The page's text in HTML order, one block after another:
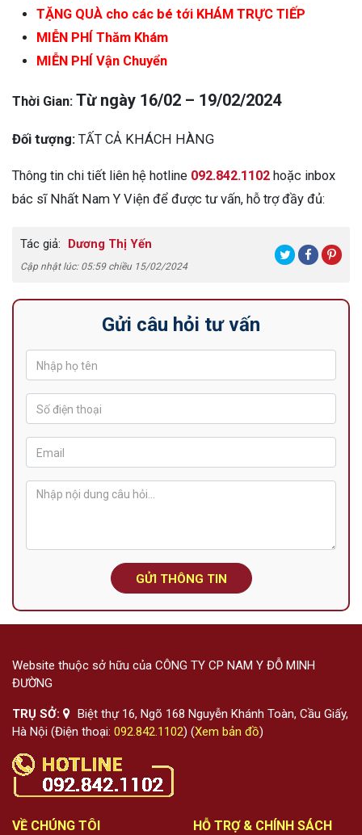
TẶNG QUÀ cho các bé tới KHÁM TRỰC TIẾP
MIỄN PHÍ Thăm Khám
MIỄN PHÍ Vận Chuyển
Thời Gian: Từ ngày 16/02 – 19/02/2024
Đối tượng: TẤT CẢ KHÁCH HÀNG
Thông tin chi tiết liên hệ hotline 092.842.1102 hoặc inbox
bác sĩ Nhất Nam Y Viện để được tư vấn, hỗ trợ đầy đủ:
Tác giả: Dương Thị Yến
Cập nhật lúc: 05:59 chiều 15/02/2024
Gửi câu hỏi tư vấn
GỬI THÔNG TIN
Website thuộc sở hữu của CÔNG TY CP NAM Y ĐỖ MINH
ĐƯỜNG
TRỤ SỞ:
Biệt thự 16, Ngõ 168 Nguyễn Khánh Toàn, Cầu Giấy,
Hà Nội (Điện thoại: 092.842.1102) (Xem bản đồ)
VỀ CHÚNG TÔI HỖ TRỢ & CHÍNH SÁCH